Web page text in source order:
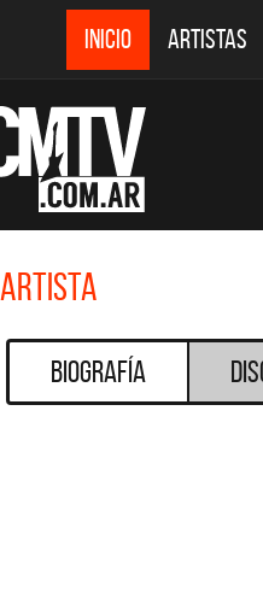
INICIO ARTISTAS
Artista
Biografía